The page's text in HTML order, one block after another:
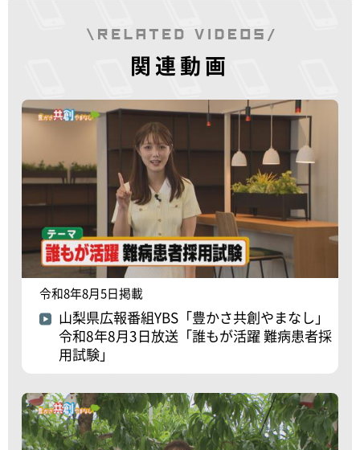
関連動画
令和8年8月5日掲載
山梨県広報番組YBS「豊かさ共創やまなし」
令和8年8月3日放送「誰もが活躍 難病患者採
用試験」